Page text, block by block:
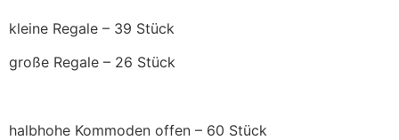
kleine Regale – 39 Stück
große Regale – 26 Stück
halbhohe Kommoden offen – 60 Stück